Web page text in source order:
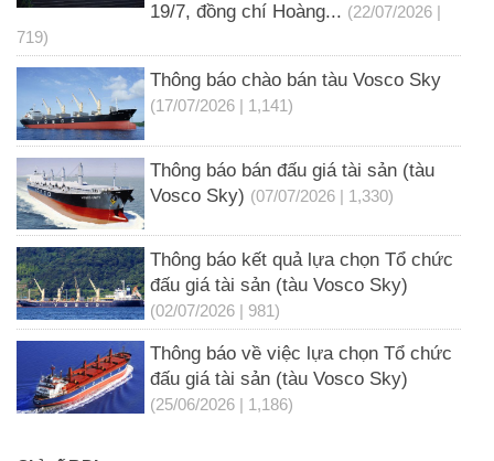
19/7, đồng chí Hoàng... (22/07/2026 |
719)
Thông báo chào bán tàu Vosco Sky
(17/07/2026 | 1,141)
Thông báo bán đấu giá tài sản (tàu
Vosco Sky) (07/07/2026 | 1,330)
Thông báo kết quả lựa chọn Tổ chức
đấu giá tài sản (tàu Vosco Sky)
(02/07/2026 | 981)
Thông báo về việc lựa chọn Tổ chức
đấu giá tài sản (tàu Vosco Sky)
(25/06/2026 | 1,186)